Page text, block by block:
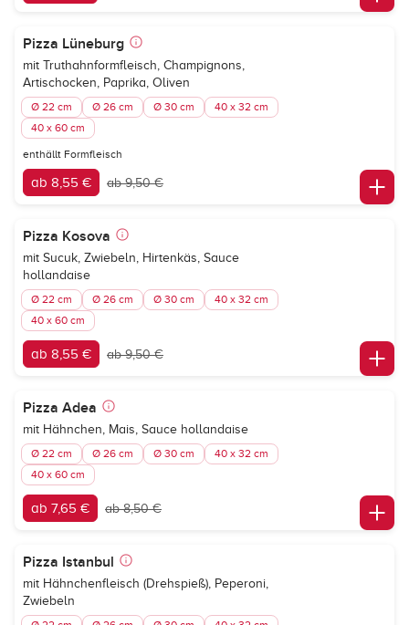
Pizza Lüneburg
mit Truthahnformfleisch, Champignons,
Artischocken, Paprika, Oliven
Ø 22 cm Ø 26 cm Ø 30 cm
40 x 32 cm
40 x 60 cm
enthällt Formfleisch
ab 8,55 € ab 9,50 €
Pizza Kosova
mit Sucuk, Zwiebeln, Hirtenkäs, Sauce
hollandaise
Ø 22 cm Ø 26 cm Ø 30 cm
40 x 32 cm
40 x 60 cm
ab 8,55 € ab 9,50 €
Pizza Adea
mit Hähnchen, Mais, Sauce hollandaise
Ø 22 cm Ø 26 cm Ø 30 cm
40 x 32 cm
40 x 60 cm
ab 7,65 € ab 8,50 €
Pizza Istanbul
mit Hähnchenfleisch (Drehspieß), Peperoni,
Zwiebeln